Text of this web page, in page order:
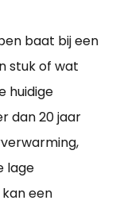
baat bij een
stuk of wat
huidige
dan 20 jaar
lage
een